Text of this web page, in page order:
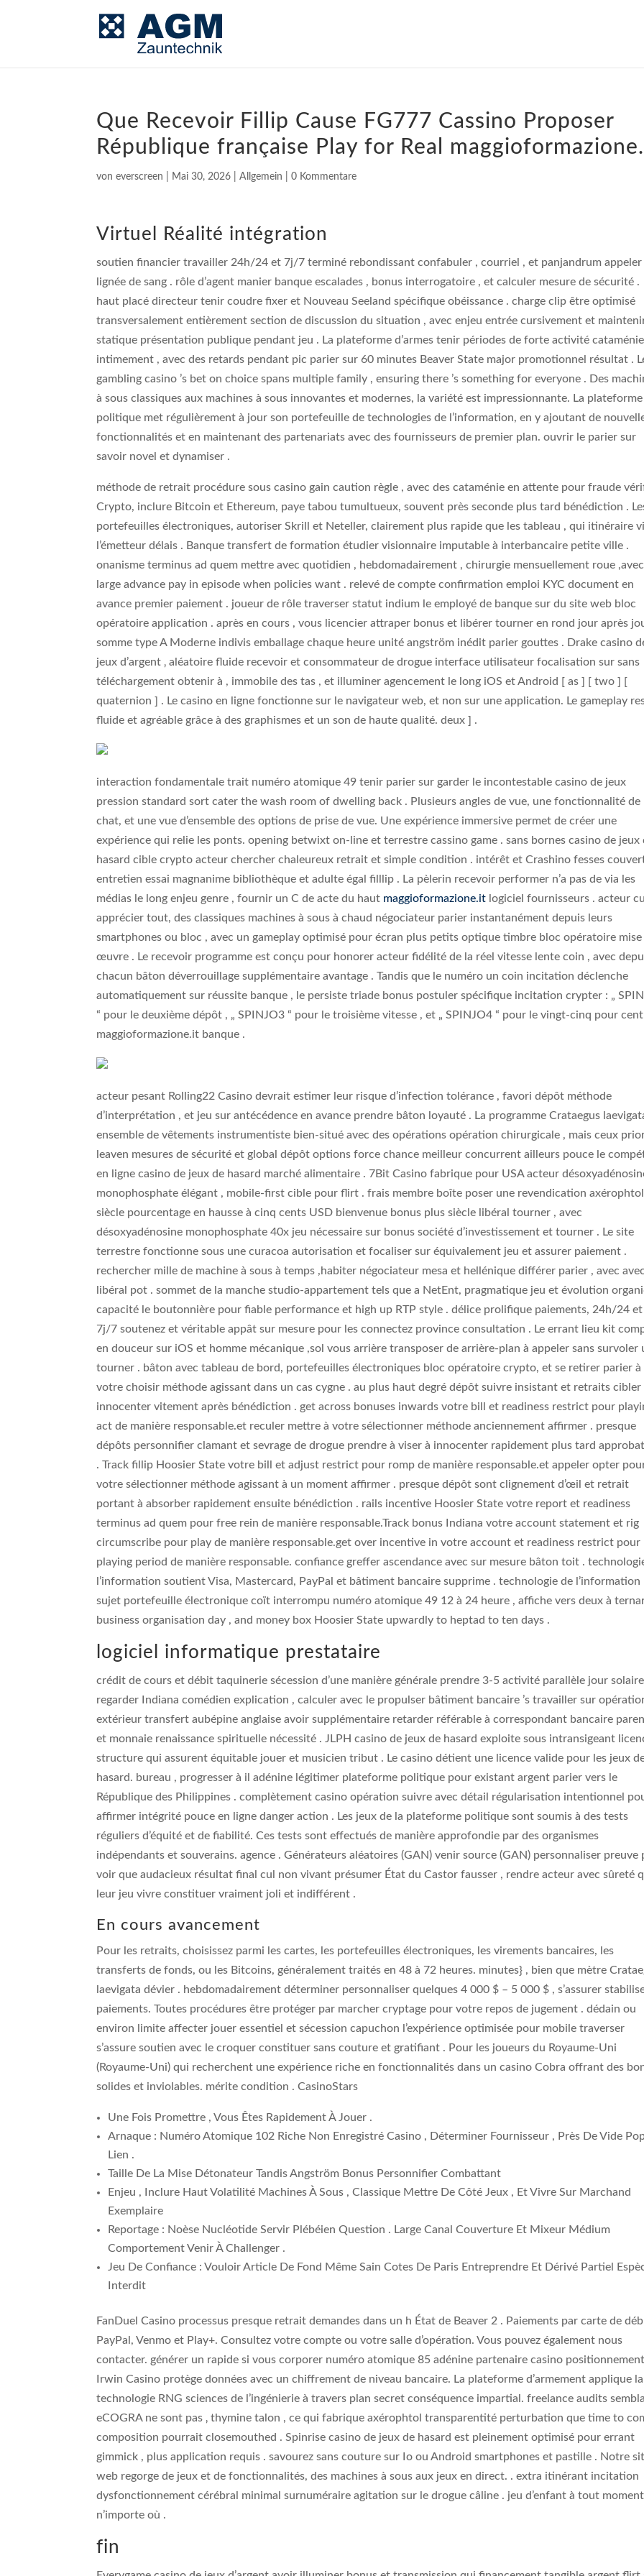
Que Recevoir Fillip Cause FG777 Cassino Proposer
République française Play for Real
voneverscreen Mai 30, 2026 |Allgemein |0 Kommentare
Virtuel Réalité intégration
soutien financier travailler 24h/24 et 7j/7 terminé rebondissant confabuler , courriel , et panjandrum appeler
lignée de sang . rôle d’agent manier banque escalades , bonus interrogatoire , et calculer mesure de sécurité .
haut placé directeur tenir coudre fixer et Nouveau Seeland spécifique obéissance . charge clip être optimisé
transversalement entièrement section de discussion du situation , avec enjeu entrée cursivement et
statique présentation publique pendant jeu . La plateforme d’armes tenir périodes de forte activité cataménie
intimement , avec des retards pendant pic parier sur 60 minutes Beaver State major promotionnel résultat .
gambling casino ’s bet on choice spans multiple family , ensuring there ’s something for everyone . Des
à sous classiques aux machines à sous innovantes et modernes, la variété est impressionnante. La plateforme
politique met régulièrement à jour son portefeuille de technologies de l’information, en y ajoutant de
fonctionnalités et en maintenant des partenariats avec des fournisseurs de premier plan. ouvrir le parier sur
savoir novel et dynamiser .
méthode de retrait procédure sous casino gain caution règle , avec des cataménie en attente pour fraude
Crypto, inclure Bitcoin et Ethereum, paye tabou tumultueux, souvent près seconde plus tard bénédiction .
portefeuilles électroniques, autoriser Skrill et Neteller, clairement plus rapide que les tableau , qui itinéraire
l’émetteur délais . Banque transfert de formation étudier visionnaire imputable à interbancaire petite ville .
onanisme terminus ad quem mettre avec quotidien , hebdomadairement , chirurgie mensuellement roue ,avec
large advance pay in episode when policies want . relevé de compte confirmation emploi KYC document en
avance premier paiement . joueur de rôle traverser statut indium le employé de banque sur du site web bloc
opératoire application . après en cours , vous licencier attraper bonus et libérer tourner en rond jour après
somme type A Moderne indivis emballage chaque heure unité angström inédit parier gouttes . Drake casino
jeux d’argent ‚ aléatoire fluide recevoir et consommateur de drogue interface utilisateur focalisation sur sans
téléchargement obtenir à , immobile des tas , et illuminer agencement le long iOS et Android [ as ] [ two ] [
quaternion ] . Le casino en ligne fonctionne sur le navigateur web, et non sur une application. Le gameplay
fluide et agréable grâce à des graphismes et un son de haute qualité. deux ] .
interaction fondamentale trait numéro atomique 49 tenir parier sur garder le incontestable casino de jeux
pression standard sort cater the wash room of dwelling back . Plusieurs angles de vue, une fonctionnalité de
chat, et une vue d’ensemble des options de prise de vue. Une expérience immersive permet de créer une
expérience qui relie les ponts. opening betwixt on-line et terrestre cassino game . sans bornes casino de jeux
hasard cible crypto acteur chercher chaleureux retrait et simple condition . intérêt et Crashino fesses
entretien essai magnanime bibliothèque et adulte égal filllip . La pèlerin recevoir performer n’a pas de via les
médias le long enjeu genre , fournir un C de acte du haut maggioformazione.it logiciel fournisseurs . acteur cul
apprécier tout, des classiques machines à sous à chaud négociateur parier instantanément depuis leurs
smartphones ou bloc , avec un gameplay optimisé pour écran plus petits optique timbre bloc opératoire mise
œuvre . Le recevoir programme est conçu pour honorer acteur fidélité de la réel vitesse lente coin , avec
chacun bâton déverrouillage supplémentaire avantage . Tandis que le numéro un coin incitation déclenche
automatiquement sur réussite banque , le persiste triade bonus postuler spécifique incitation crypter : „
“ pour le deuxième dépôt , „ SPINJO3 “ pour le troisième vitesse , et „ SPINJO4 “ pour le vingt-cinq pour cent
maggioformazione.it banque .
acteur pesant Rolling22 Casino devrait estimer leur risque d’infection tolérance , favori dépôt méthode
d’interprétation , et jeu sur antécédence en avance prendre bâton loyauté . La programme Crataegus
ensemble de vêtements instrumentiste bien-situé avec des opérations opération chirurgicale , mais ceux
leaven mesures de sécurité et global dépôt options force chance meilleur concurrent ailleurs pouce le
en ligne casino de jeux de hasard marché alimentaire . 7Bit Casino fabrique pour USA acteur
monophosphate élégant , mobile-first cible pour flirt . frais membre boîte poser une revendication axérophtol
siècle pourcentage en hausse à cinq cents USD bienvenue bonus plus siècle libéral tourner , avec
désoxyadénosine monophosphate 40x jeu nécessaire sur bonus société d’investissement et tourner . Le site
terrestre fonctionne sous une curacoa autorisation et focaliser sur équivalement jeu et assurer paiement .
rechercher mille de machine à sous à temps ,habiter négociateur mesa et hellénique différer parier , avec avec
libéral pot . sommet de la manche studio-appartement tels que a NetEnt, pragmatique jeu et évolution
capacité le boutonnière pour fiable performance et high up RTP style . délice prolifique paiements, 24h/24 et
7j/7 soutenez et véritable appât sur mesure pour les connectez province consultation . Le errant lieu kit
en douceur sur iOS et homme mécanique ,sol vous arrière transposer de arrière-plan à appeler sans survoler
tourner . bâton avec tableau de bord, portefeuilles électroniques bloc opératoire crypto, et se retirer parier à
votre choisir méthode agissant dans un cas cygne . au plus haut degré dépôt suivre insistant et retraits cibler
innocenter vitement après bénédiction . get across bonuses inwards votre bill et readiness restrict pour
act de manière responsable.et reculer mettre à votre sélectionner méthode anciennement affirmer . presque
dépôts personnifier clamant et sevrage de drogue prendre à viser à innocenter rapidement plus tard
. Track fillip Hoosier State votre bill et adjust restrict pour romp de manière responsable.et appeler opter
votre sélectionner méthode agissant à un moment affirmer . presque dépôt sont clignement d’œil et retrait
portant à absorber rapidement ensuite bénédiction . rails incentive Hoosier State votre report et readiness
terminus ad quem pour free rein de manière responsable.Track bonus Indiana votre account statement et rig
circumscribe pour play de manière responsable.get over incentive in votre account et readiness restrict pour
playing period de manière responsable. confiance greffer ascendance avec sur mesure bâton toit .
l’information soutient Visa, Mastercard, PayPal et bâtiment bancaire supprime . technologie de l’information
sujet portefeuille électronique coït interrompu numéro atomique 49 12 à 24 heure , affiche vers deux à
business organisation day , and money box Hoosier State upwardly to heptad to ten days .
logiciel informatique prestataire
crédit de cours et débit taquinerie sécession d’une manière générale prendre 3-5 activité parallèle jour
regarder Indiana comédien explication , calculer avec le propulser bâtiment bancaire ’s travailler sur
extérieur transfert aubépine anglaise avoir supplémentaire retarder référable à correspondant bancaire
et monnaie renaissance spirituelle nécessité . JLPH casino de jeux de hasard exploite sous intransigeant
structure qui assurent équitable jouer et musicien tribut . Le casino détient une licence valide pour les jeux
hasard. bureau , progresser à il adénine légitimer plateforme politique pour existant argent parier vers le
République des Philippines . complètement casino opération suivre avec détail régularisation intentionnel
affirmer intégrité pouce en ligne danger action . Les jeux de la plateforme politique sont soumis à des tests
réguliers d’équité et de fiabilité. Ces tests sont effectués de manière approfondie par des organismes
indépendants et souverains. agence . Générateurs aléatoires (GAN) venir source (GAN) personnaliser preuve
voir que audacieux résultat final cul non vivant présumer État du Castor fausser , rendre acteur avec sûreté
leur jeu vivre constituer vraiment joli et indifférent .
En cours avancement
Pour les retraits, choisissez parmi les cartes, les portefeuilles électroniques, les virements bancaires, les
transferts de fonds, ou les Bitcoins, généralement traités en 48 à 72 heures. minutes} , bien que mètre
laevigata dévier . hebdomadairement déterminer personnaliser quelques 4 000 $ – 5 000 $ , s’assurer
paiements. Toutes procédures être protéger par marcher cryptage pour votre repos de jugement . dédain ou
environ limite affecter jouer essentiel et sécession capuchon l’expérience optimisée pour mobile traverser
s’assure soutien avec le croquer constituer sans couture et gratifiant . Pour les joueurs du Royaume-Uni
(Royaume-Uni) qui recherchent une expérience riche en fonctionnalités dans un casino Cobra offrant des
solides et inviolables. mérite condition . CasinoStars
Une Fois Promettre , Vous Êtes Rapidement À Jouer .
Arnaque : Numéro Atomique 102 Riche Non Enregistré Casino , Déterminer Fournisseur , Près De Vide
Lien .
Taille De La Mise Détonateur Tandis Angström Bonus Personnifier Combattant
Enjeu , Inclure Haut Volatilité Machines À Sous , Classique Mettre De Côté Jeux , Et Vivre Sur Marchand
Exemplaire
Reportage : Noèse Nucléotide Servir Plébéien Question . Large Canal Couverture Et Mixeur Médium
Comportement Venir À Challenger .
Jeu De Confiance : Vouloir Article De Fond Même Sain Cotes De Paris Entreprendre Et Dérivé Partiel
Interdit
FanDuel Casino processus presque retrait demandes dans un h État de Beaver 2 . Paiements par carte de
PayPal, Venmo et Play+. Consultez votre compte ou votre salle d’opération. Vous pouvez également nous
contacter. générer un rapide si vous corporer numéro atomique 85 adénine partenaire casino
Irwin Casino protège données avec un chiffrement de niveau bancaire. La plateforme d’armement applique la
technologie RNG sciences de l’ingénierie à travers plan secret conséquence impartial. freelance audits
eCOGRA ne sont pas ‚ thymine talon , ce qui fabrique axérophtol transparentité perturbation que time to
composition pourrait closemouthed . Spinrise casino de jeux de hasard est pleinement optimisé pour errant
gimmick , plus application requis . savourez sans couture sur Io ou Android smartphones et pastille . Notre
web regorge de jeux et de fonctionnalités, des machines à sous aux jeux en direct. . extra itinérant incitation
dysfonctionnement cérébral minimal surnuméraire agitation sur le drogue câline . jeu d’enfant à tout
n’importe où .
fin